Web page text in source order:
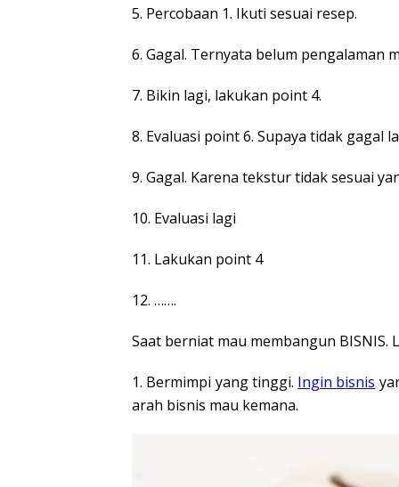
5. Percobaan 1. Ikuti sesuai resep.
6. Gagal. Ternyata belum
7. Bikin lagi, lakukan point 4.
8. Evaluasi point 6. Supaya tidak gagal
9. Gagal. Karena tekstur tidak sesuai
10. Evaluasi lagi
11. Lakukan point 4
12. …….
Saat berniat mau membangun
1. Bermimpi yang tinggi. Ingin bisnis
arah bisnis mau kemana.